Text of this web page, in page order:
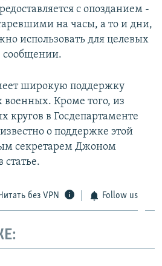
с опозданием -
на часы, а то и дни,
использовать для целевых
сообщении.
широкую поддержку
Кроме того, из
в Госдепартаменте
о поддержке этой
секретарем Джоном
статье.
без VPN Follow us